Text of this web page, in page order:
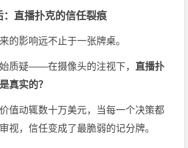
：直播扑克的信任裂痕
的影响远不止于一张牌桌。
质疑——在摄像头的注视下，直播扑
真实的？
值动辄数十万美元，当每一个决策都
视，信任变成了最脆弱的记分牌。